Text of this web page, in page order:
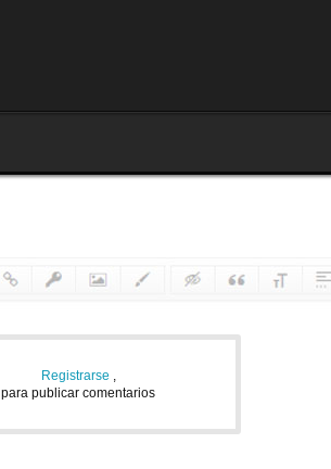
Registrarse ,
para publicar comentarios